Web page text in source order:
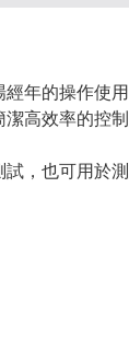
年的操作使用
高效率的控制
，也可用於